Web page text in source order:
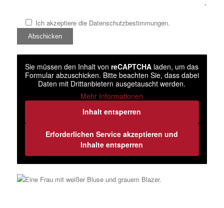
Please
leave
this
field
empty.
Ich akzeptiere die Datenschutzbestimmungen.
Sie müssen den Inhalt vonreCAPTCHA laden, um das
Formular abzuschicken. Bitte beachten Sie, dass dabei
Daten mit Drittanbietern ausgetauscht werden.
Mehr Informationen
Inhalt entsperren
Erforderlichen Service akzeptieren und
Inhalte entsperren